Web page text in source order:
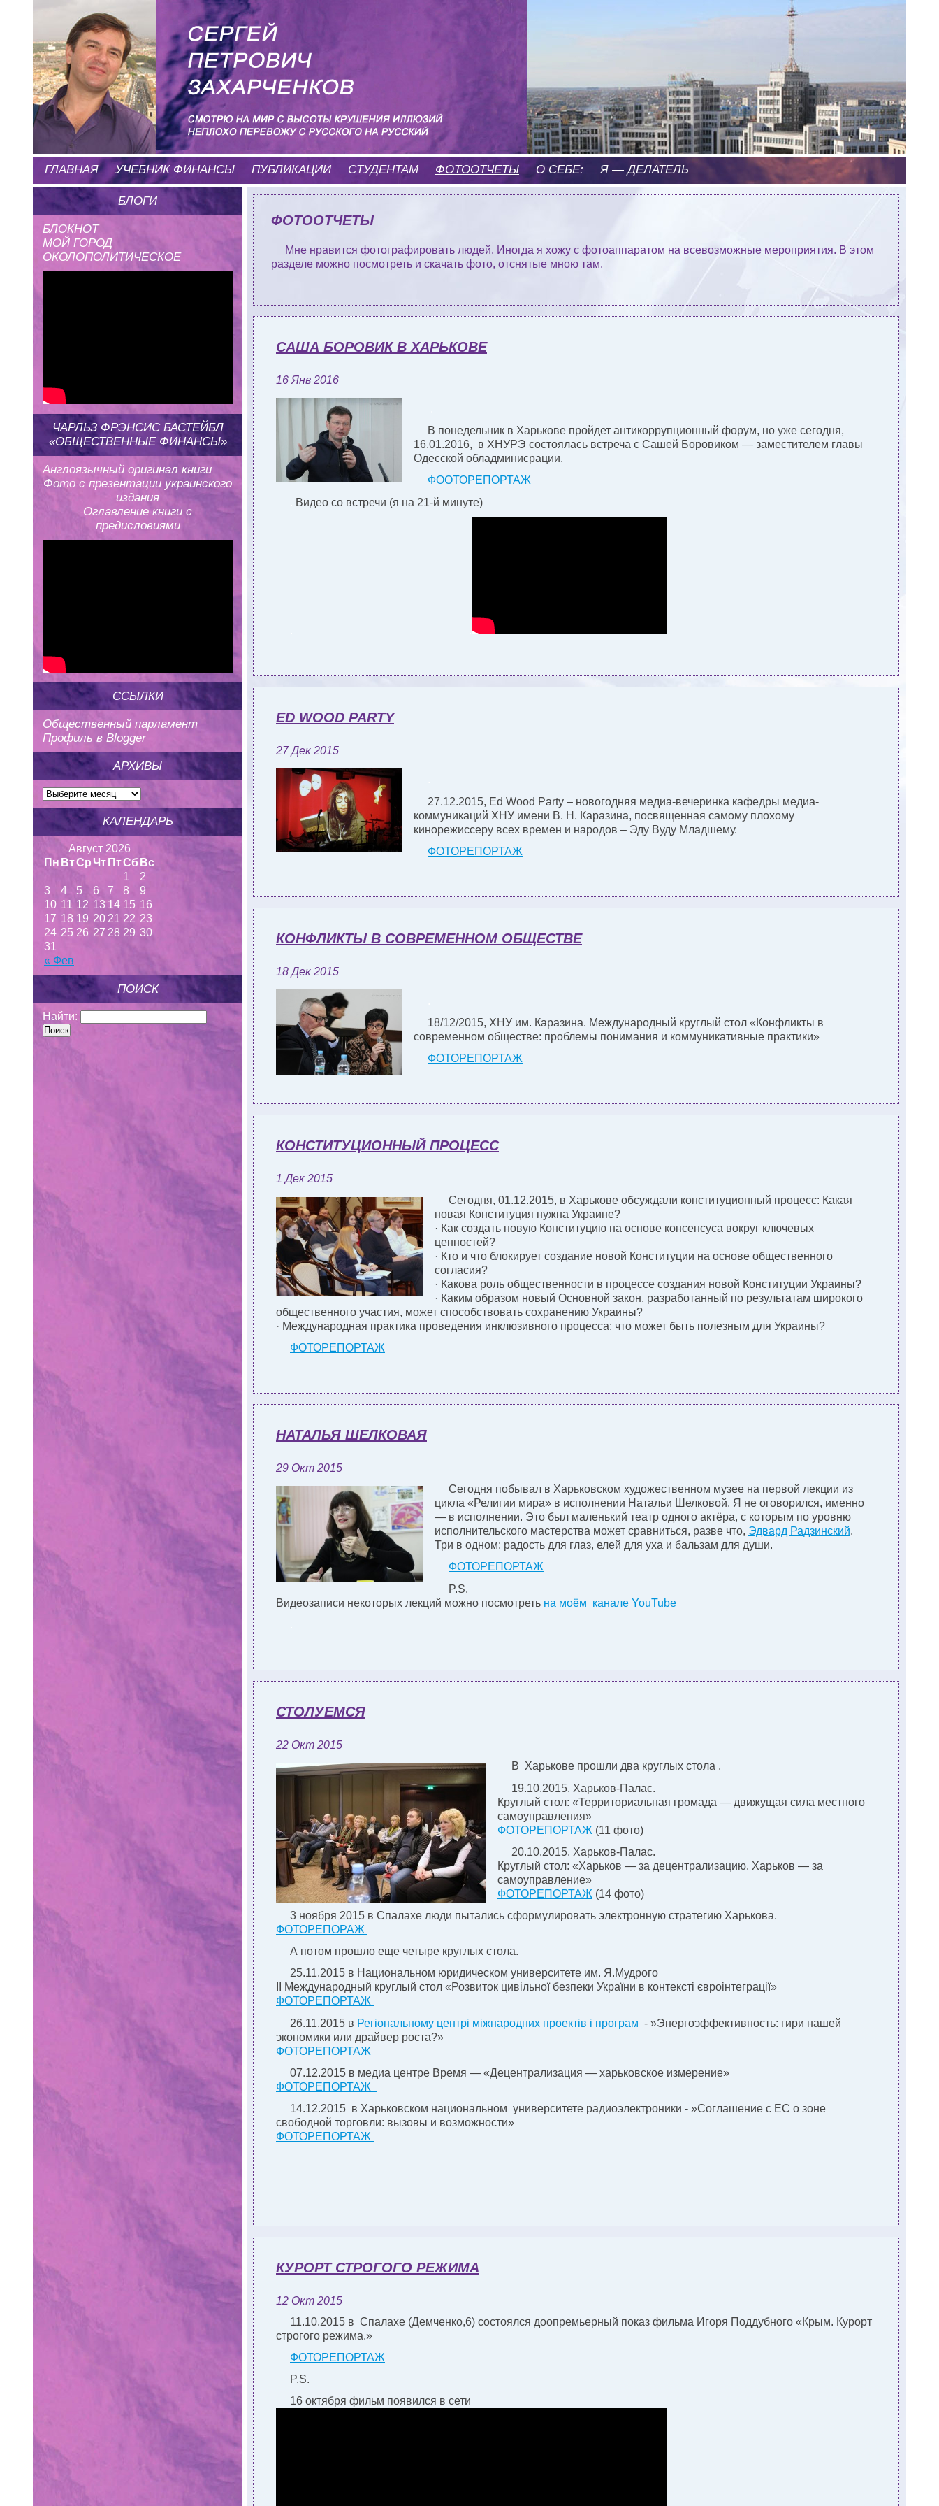
ГЛАВНАЯ УЧЕБНИК ФИНАНСЫ ПУБЛИКАЦИИ CТУДЕНТАМ ФОТООТЧЕТЫ О СЕБЕ: Я — ДЕЛАТЕЛЬ
БЛОГИ
БЛОКНОТ
МОЙ ГОРОД
ОКОЛОПОЛИТИЧЕСКОЕ
ЧАРЛЬЗ ФРЭНСИС БАСТЕЙБЛ
«ОБЩЕСТВЕННЫЕ ФИНАНСЫ»
Англоязычный оригинал книги
Фото с презентации украинского
издания
Оглавление книги с
предисловиями
ССЫЛКИ
Общественный парламент
Профиль в Blogger
АРХИВЫ
КАЛЕНДАРЬ
Август 2026
Пн ВтСрЧт ПтСб Вс
« Фев
1
2
3
4 5 6 7 8
9
10 11 12 13 14 15 16
17 18 19 20 21 22 23
24 25 26 27 28 29 30
31
ПОИСК
Найти:
ФОТООТЧЕТЫ
Мне нравится фотографировать людей. Иногда я хожу с фотоаппаратом на всевозможные мероприятия. В этом
разделе можно посмотреть и скачать фото, отснятые мною там.
САША БОРОВИК В ХАРЬКОВЕ
16 Янв 2016
В понедельник в Харькове пройдет антикоррупционный форум, но уже сегодня,
16.01.2016, в ХНУРЭ состоялась встреча с Сашей Боровиком — заместителем главы
Одесской обладминисрации.
ФООТОРЕПОРТАЖ
Видео со встречи (я на 21-й минуте)
ED WOOD PARTY
27 Дек 2015
27.12.2015, Ed Wood Party – новогодняя медиа-вечеринка кафедры медиа-
коммуникаций ХНУ имени В. Н. Каразина, посвященная самому плохому
кинорежиссеру всех времен и народов – Эду Вуду Младшему.
ФОТОРЕПОРТАЖ
КОНФЛИКТЫ В СОВРЕМЕННОМ ОБЩЕСТВЕ
18 Дек 2015
18/12/2015, ХНУ им. Каразина. Международный круглый стол «Конфликты в
современном обществе: проблемы понимания и коммуникативные практики»
ФОТОРЕПОРТАЖ
КОНСТИТУЦИОННЫЙ ПРОЦЕСС
1 Дек 2015
Сегодня, 01.12.2015, в Харькове обсуждали конституционный процесс: Какая
новая Конституция нужна Украине?
· Как создать новую Конституцию на основе консенсуса вокруг ключевых
ценностей?
· Кто и что блокирует создание новой Конституции на основе общественного
согласия?
· Какова роль общественности в процессе создания новой Конституции Украины?
· Каким образом новый Основной закон, разработанный по результатам широкого
общественного участия, может способствовать сохранению Украины?
· Международная практика проведения инклюзивного процесса: что может быть полезным для Украины?
ФОТОРЕПОРТАЖ
НАТАЛЬЯ ШЕЛКОВАЯ
29 Окт 2015
Сегодня побывал в Харьковском художественном музее на первой лекции из
цикла «Религии мира» в исполнении Натальи Шелковой. Я не оговорился, именно
— в исполнении. Это был маленький театр одного актёра, с которым по уровню
исполнительского мастерства может сравниться, разве что, Эдвард Радзинский.
Три в одном: радость для глаз, елей для уха и бальзам для души.
ФОТОРЕПОРТАЖ
P.S.
Видеозаписи некоторых лекций можно посмотреть на моём канале YouTube
СТОЛУЕМСЯ
22 Окт 2015
В Харькове прошли два круглых стола .
19.10.2015. Харьков-Палас.
Круглый стол: «Территориальная громада — движущая сила местного
самоуправления»
ФОТОРЕПОРТАЖ (11 фото)
20.10.2015. Харьков-Палас.
Круглый стол: «Харьков — за децентрализацию. Харьков — за
самоуправление»
ФОТОРЕПОРТАЖ (14 фото)
3 ноября 2015 в Спалахе люди пытались сформулировать электронную стратегию Харькова.
ФОТОРЕПОРАЖ
А потом прошло еще четыре круглых стола.
25.11.2015 в Национальном юридическом университете им. Я.Мудрого
II Международный круглый стол «Розвиток цивільної безпеки України в контексті євроінтеграції»
ФОТОРЕПОРТАЖ
26.11.2015 в Регіональному центрі міжнародних проектів і програм - »Энергоэффективность: гири нашей
экономики или драйвер роста?»
ФОТОРЕПОРТАЖ
07.12.2015 в медиа центре Время — «Децентрализация — харьковское измерение»
ФОТОРЕПОРТАЖ
14.12.2015 в Харьковском национальном университете радиоэлектроники - »Соглашение с ЕС о зоне
свободной торговли: вызовы и возможности»
ФОТОРЕПОРТАЖ
КУРОРТ СТРОГОГО РЕЖИМА
12 Окт 2015
11.10.2015 в Спалахе (Демченко,6) состоялся доопремьерный показ фильма Игоря Поддубного «Крым. Курорт
строгого режима.»
ФОТОРЕПОРТАЖ
P.S.
16 октября фильм появился в сети